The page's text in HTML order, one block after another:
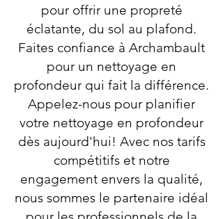
pour offrir une propreté
éclatante, du sol au plafond.
Faites confiance à Archambault
pour un nettoyage en
profondeur qui fait la différence.
Appelez-nous pour planifier
votre nettoyage en profondeur
dès aujourd'hui! Avec nos tarifs
compétitifs et notre
engagement envers la qualité,
nous sommes le partenaire idéal